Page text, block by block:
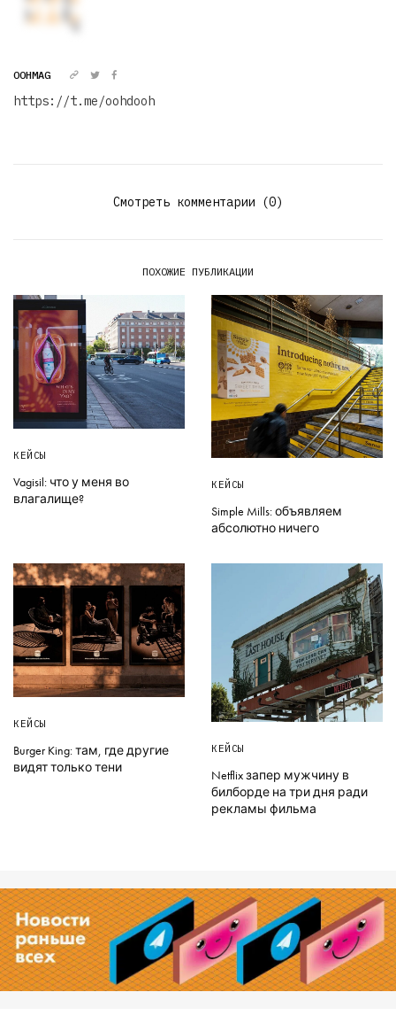
OOHMAG
https://t.me/oohdooh
Смотреть комментарии (0)
ПОХОЖИЕ ПУБЛИКАЦИИ
КЕЙСЫ
Vagisil: что у меня во
влагалище?
КЕЙСЫ
Simple Mills: объявляем
абсолютно ничего
КЕЙСЫ
Burger King: там, где другие
видят только тени
КЕЙСЫ
Netflix запер мужчину в
билборде на три дня ради
рекламы фильма